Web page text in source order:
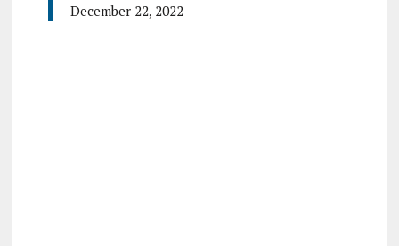
December 22, 2022